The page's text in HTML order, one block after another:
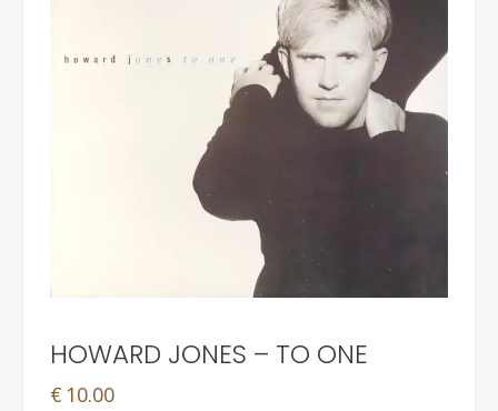
HOWARD JONES – TO ONE
€ 10.00